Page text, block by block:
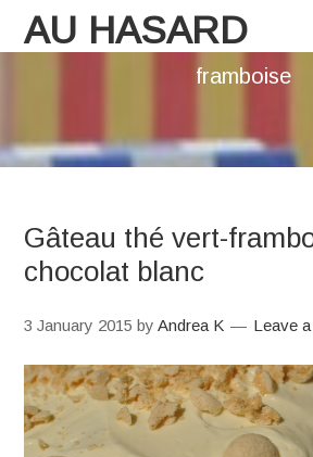
AU HASARD
framboise
Gâteau thé vert-
chocolat blanc
3 January 2015 byAndrea K Leave